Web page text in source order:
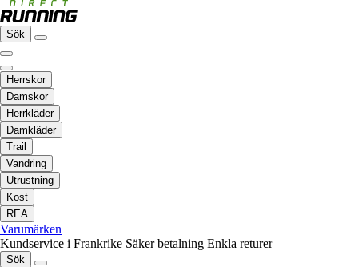
Sök
Herrskor
Damskor
Herrkläder
Damkläder
Trail
Vandring
Utrustning
Kost
REA
Varumärken
Kundservice i Frankrike Säker betalning Enkla returer
Sök